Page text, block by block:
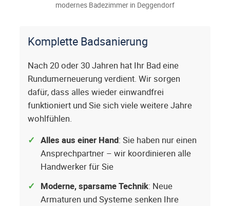
modernes Badezimmer in Deggendorf
Komplette Badsanierung
Nach 20 oder 30 Jahren hat Ihr Bad eine
Rundumerneuerung verdient. Wir sorgen
dafür, dass alles wieder einwandfrei
funktioniert und Sie sich viele weitere Jahre
wohlfühlen.
Alles aus einer Hand: Sie haben nur einen
Ansprechpartner – wir koordinieren alle
Handwerker für Sie
Moderne, sparsame Technik: Neue
Armaturen und Systeme senken Ihre